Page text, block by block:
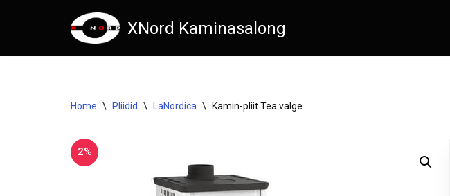
to
XNord Kaminasalong
Home \ Pliidid \ LaNordica \ Kamin-pliit Tea valge
2%